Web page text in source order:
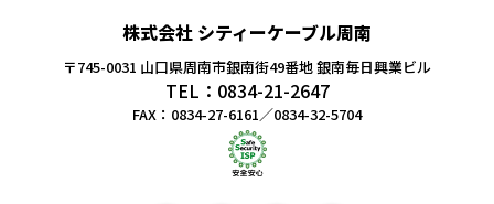
株式会社 シティーケーブル周南
〒745-0031 山口県周南市銀南街49番地銀南毎日興業ビル
TEL：0834-21-2647
FAX：0834-27-6161／0834-32-5704